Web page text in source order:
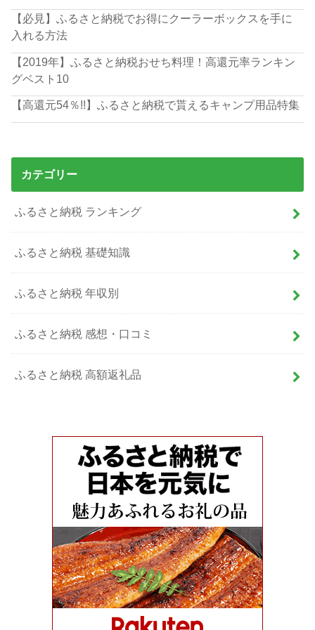
【必見】ふるさと納税でお得にクーラーボックスを手に
入れる方法
【2019年】ふるさと納税おせち料理！高還元率ランキン
グベスト10
【高還元54％!!】ふるさと納税で貰えるキャンプ用品特集
カテゴリー
ふるさと納税 ランキング
ふるさと納税 基礎知識
ふるさと納税 年収別
ふるさと納税 感想・口コミ
ふるさと納税 高額返礼品